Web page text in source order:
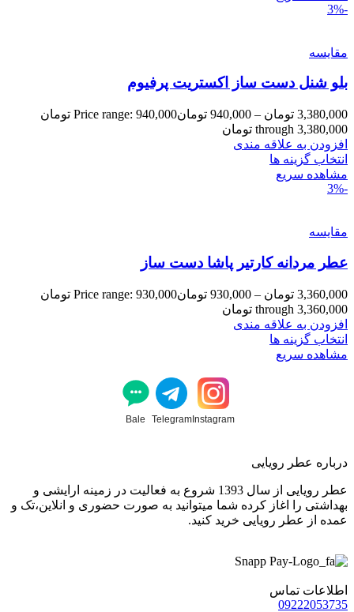
-3%
مقایسه
بلو شنل دست ساز اکستریت پرفیوم
3,380,000 تومان –
940,000 تومان
Price range: 940,000 تومان
through 3,380,000 تومان
افزودن به علاقه مندی
انتخاب گزینه ها
مشاهده سریع
-3%
مقایسه
عطر مردانه کارتیر پاشا دست ساز
3,360,000 تومان –
930,000 تومان
Price range: 930,000 تومان
through 3,360,000 تومان
افزودن به علاقه مندی
انتخاب گزینه ها
مشاهده سریع
Instagram
Telegram
Bale
درباره عطر رویایی
عطر رویایی از سال 1393 شروع به فعالیت در زمینه ارایشی و
بهداشتی را اغاز کرده شما میتوانید به صورت حضوری و انلاین،تک و
عمده از عطر رویایی خرید کنید.
اطلاعات تماس
09222053735